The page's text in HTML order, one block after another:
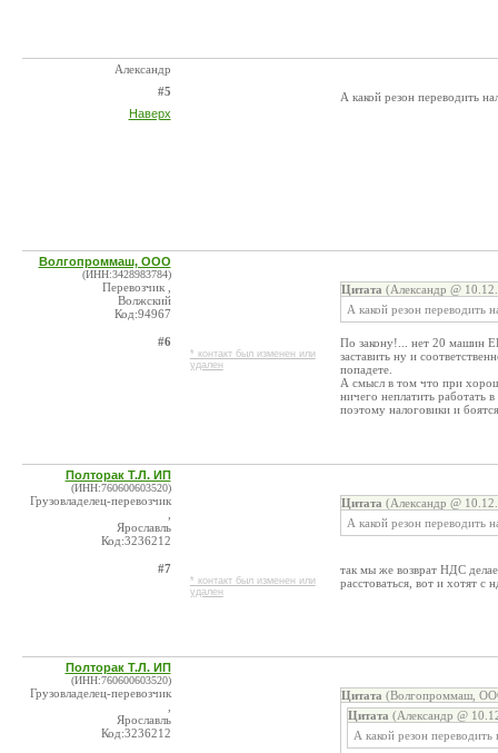
Александр
#5
Наверх
А какой резон переводить
Волгопроммаш, ООО
(ИНН:3428983784)
Перевозчик ,
Волжский
Код:94967
#6
* контакт был изменен или
удален
Цитата (Александр @
А какой резон переводить
По закону!... нет 20 машин
заставить ну и
попадете.
А смысл в том что при
ничего неплатить работать
поэтому налоговики и
Полторак Т.Л. ИП
(ИНН:760600603520)
Грузовладелец-перевозчик
Ярославль
Код:3236212
#7
* контакт был изменен или
удален
Цитата (Александр @
А какой резон переводить
так мы же возврат НДС
расстоваться, вот и хотят
Полторак Т.Л. ИП
(ИНН:760600603520)
Грузовладелец-перевозчик
Ярославль
Код:3236212
Цитата (Волгопроммаш,
Цитата (Александр @
А какой резон